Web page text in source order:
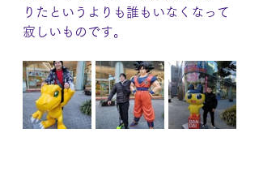
りたというよりも誰もいなくなって
寂しいものです。